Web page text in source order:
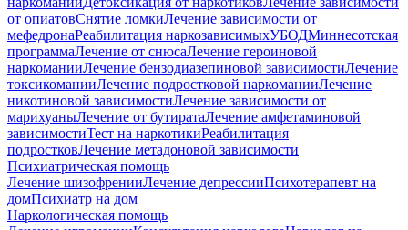
от опиатовСнятие ломкиЛечение зависимости от
мефедронаРеабилитация наркозависимыхУБОДМиннесотская
программаЛечение от снюсаЛечение героиновой
наркоманииЛечение бензодиазепиновой зависимостиЛечение
токсикоманииЛечение подростковой наркоманииЛечение
никотиновой зависимостиЛечение зависимости от
марихуаныЛечение от бутиратаЛечение амфетаминовой
зависимостиТест на наркотикиРеабилитация
подростковЛечение метадоновой зависимости
Психиатрическая помощь
Лечение шизофренииЛечение депрессииПсихотерапевт на
домПсихиатр на дом
Наркологическая помощь